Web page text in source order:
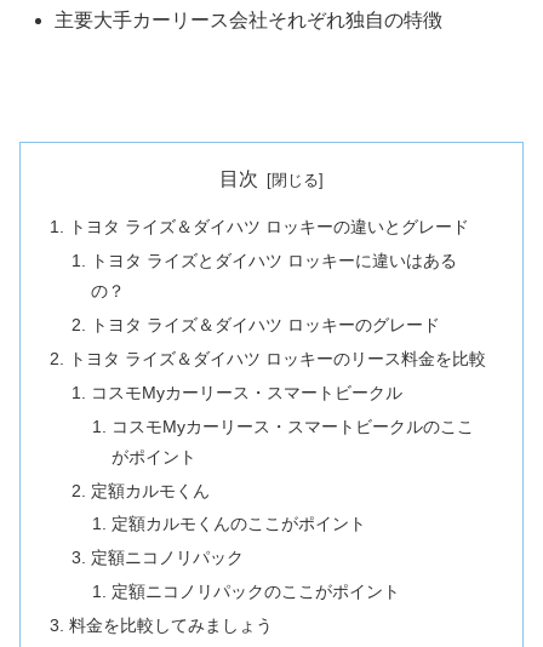
主要大手カーリース会社それぞれ独自の特徴
目次
トヨタ ライズ＆ダイハツ ロッキーの違いとグレード
トヨタ ライズとダイハツ ロッキーに違いはある
の？
トヨタ ライズ＆ダイハツ ロッキーのグレード
トヨタ ライズ＆ダイハツ ロッキーのリース料金を比較
コスモMyカーリース・スマートビークル
コスモMyカーリース・スマートビークルのここ
がポイント
定額カルモくん
定額カルモくんのここがポイント
定額ニコノリパック
定額ニコノリパックのここがポイント
料金を比較してみましょう